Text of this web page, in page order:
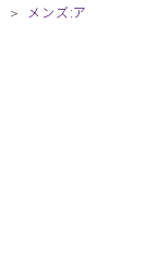
メンズ:ア